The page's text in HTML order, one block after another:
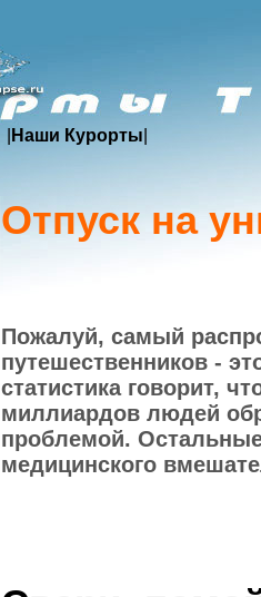
Наши Курорты
Отпуск на
Пожалуй, самый
путешественников -
статистика говорит,
миллиардов людей
проблемой.
медицинского